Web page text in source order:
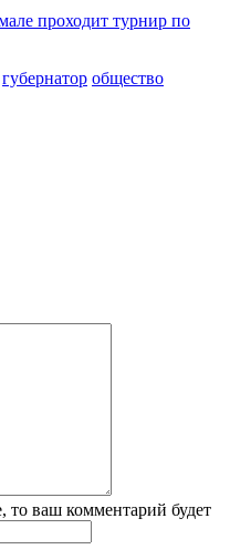
проходит турнир по
губернатор общество
то ваш комментарий будет